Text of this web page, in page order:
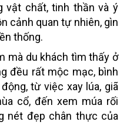
vật chất, tinh thần và ý
cảnh quan tự nhiên, gìn
thống.
mà du khách tìm thấy ở
đều rất mộc mạc, bình
từ việc xay lúa, giã
cổ, đến xem múa rối
nét đẹp chân thực của